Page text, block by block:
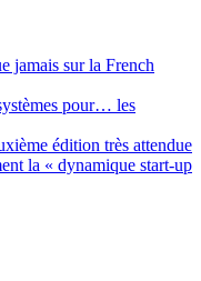
jamais sur la French
pour… les
édition très attendue
la « dynamique start-up